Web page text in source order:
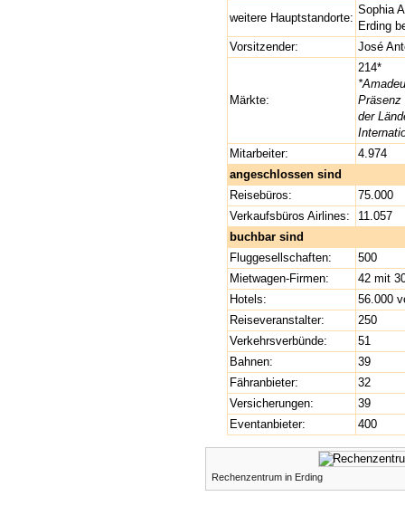
weitere Hauptstandorte:
Sophia
Erding
Vorsitzender:
José
Märkte:
214*
Präsenz
der
Mitarbeiter:
4.974
angeschlossen sind
Reisebüros:
75.000
Verkaufsbüros Airlines:
11.057
buchbar sind
Fluggesellschaften:
500
Mietwagen-Firmen:
42 mit
Hotels:
56.000
Reiseveranstalter:
250
Verkehrsverbünde:
51
Bahnen:
39
Fähranbieter:
32
Versicherungen:
39
Eventanbieter:
400
Rechenzentrum in Erding